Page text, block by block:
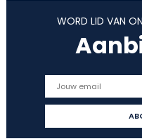
WORD LID VAN